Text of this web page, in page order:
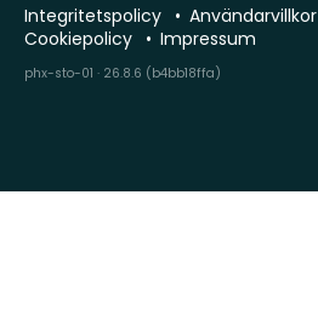
Integritetspolicy
Användarvillkor
Cookiepolicy
Impressum
phx-sto-01 · 26.8.6 (b4bb18ffa)